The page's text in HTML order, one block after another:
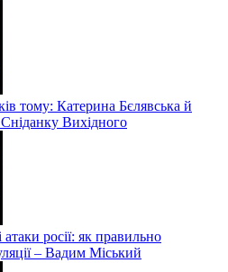
тому: Катерина Бєлявська й
Сніданку Вихідного
росії: як правильно
– Вадим Міський